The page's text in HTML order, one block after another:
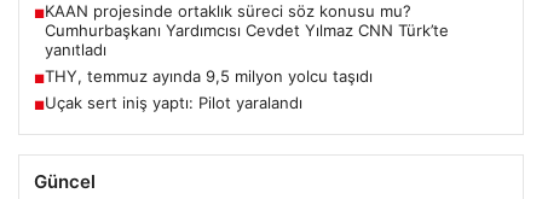
■KAAN projesinde ortaklık süreci söz konusu mu?
Cumhurbaşkanı Yardımcısı Cevdet Yılmaz CNN Türk’te
yanıtladı
■THY, temmuz ayında 9,5 milyon yolcu taşıdı
■Uçak sert iniş yaptı: Pilot yaralandı
Güncel